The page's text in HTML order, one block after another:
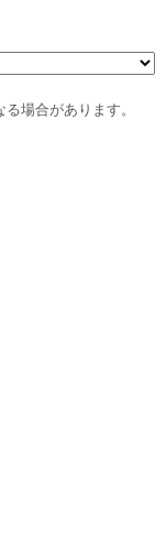
場合があります。